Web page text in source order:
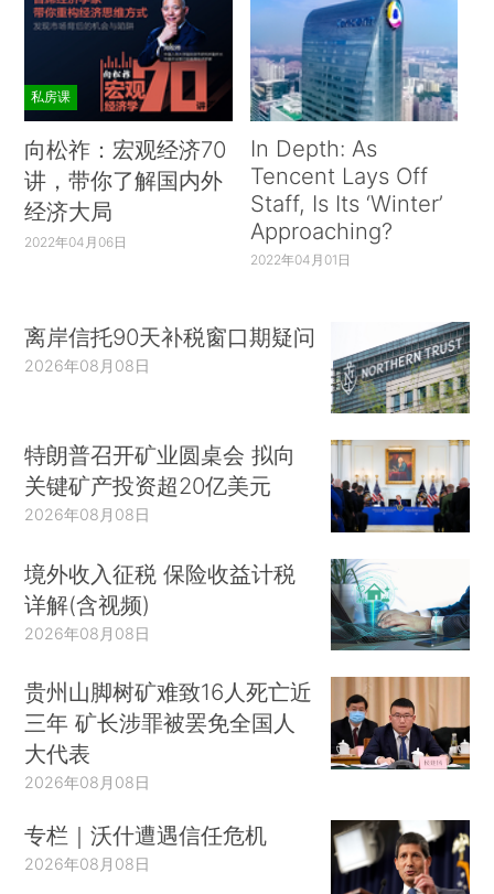
私房课
向松祚：宏观经济70
讲，带你了解国内外
经济大局
2022年04月06日
In Depth: As
Tencent Lays Off
Staff, Is Its ‘Winter’
Approaching?
2022年04月01日
离岸信托90天补税窗口期疑问
2026年08月08日
特朗普召开矿业圆桌会 拟向
关键矿产投资超20亿美元
2026年08月08日
境外收入征税 保险收益计税
详解(含视频)
2026年08月08日
贵州山脚树矿难致16人死亡近
三年 矿长涉罪被罢免全国人
大代表
2026年08月08日
专栏｜沃什遭遇信任危机
2026年08月08日